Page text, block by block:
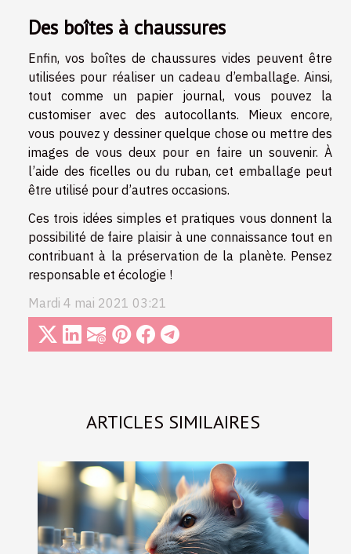
ARTICLES SIMILAIRES
Des boîtes à chaussures
Enfin, vos boîtes de chaussures vides peuvent être
utilisées pour réaliser un cadeau d’emballage. Ainsi,
tout comme un papier journal, vous pouvez la
customiser avec des autocollants. Mieux encore,
vous pouvez y dessiner quelque chose ou mettre des
images de vous deux pour en faire un souvenir. À
l’aide des ficelles ou du ruban, cet emballage peut
être utilisé pour d’autres occasions.
Ces trois idées simples et pratiques vous donnent la
possibilité de faire plaisir à une connaissance tout en
contribuant à la préservation de la planète. Pensez
responsable et écologie !
Mardi 4 mai 2021 03:21